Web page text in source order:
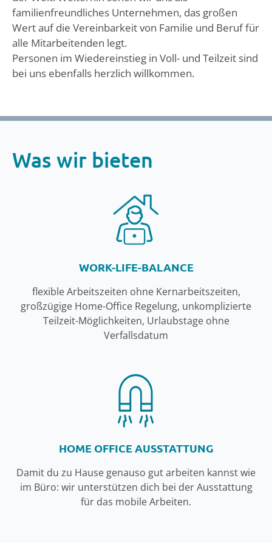
familienfreundliches Unternehmen, das großen
Wert auf die Vereinbarkeit von Familie und Beruf für
alle Mitarbeitenden legt.
Personen im Wiedereinstieg in Voll- und Teilzeit sind
bei uns ebenfalls herzlich willkommen.
Was wir bieten
WORK-LIFE-BALANCE
flexible Arbeitszeiten ohne Kernarbeitszeiten,
großzügige Home-Office Regelung, unkomplizierte
Teilzeit-Möglichkeiten, Urlaubstage ohne
Verfallsdatum
HOME OFFICE AUSSTATTUNG
Damit du zu Hause genauso gut arbeiten kannst wie
im Büro: wir unterstützen dich bei der Ausstattung
für das mobile Arbeiten.